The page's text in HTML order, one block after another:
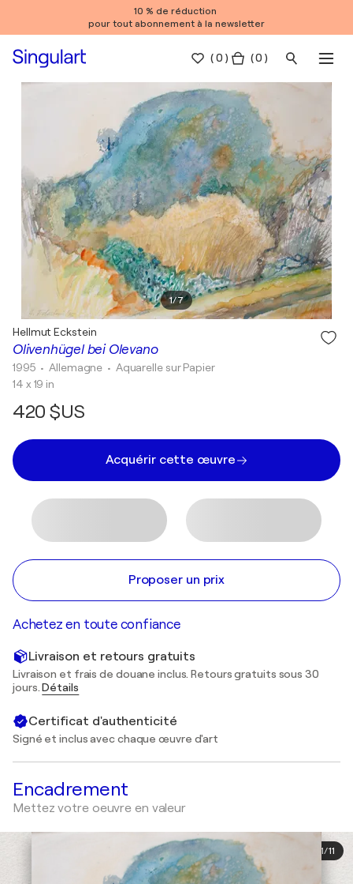
10 % de réduction
pour tout abonnement à la newsletter
(0 ) ( 0 )
1/7
Olivenhügel bei Olevano
Hellmut Eckstein
1995 • Allemagne • Aquarelle sur Papier
14 x 19 in
420 $US
Acquérir cette œuvre
Proposer un prix
Achetez en toute confiance
Livraison et retours gratuits
Livraison et frais de douane inclus. Retours gratuits sous 30
jours.Détails
Certificat d'authenticité
Signé et inclus avec chaque œuvre d'art
Encadrement
Mettez votre oeuvre en valeur
1/11